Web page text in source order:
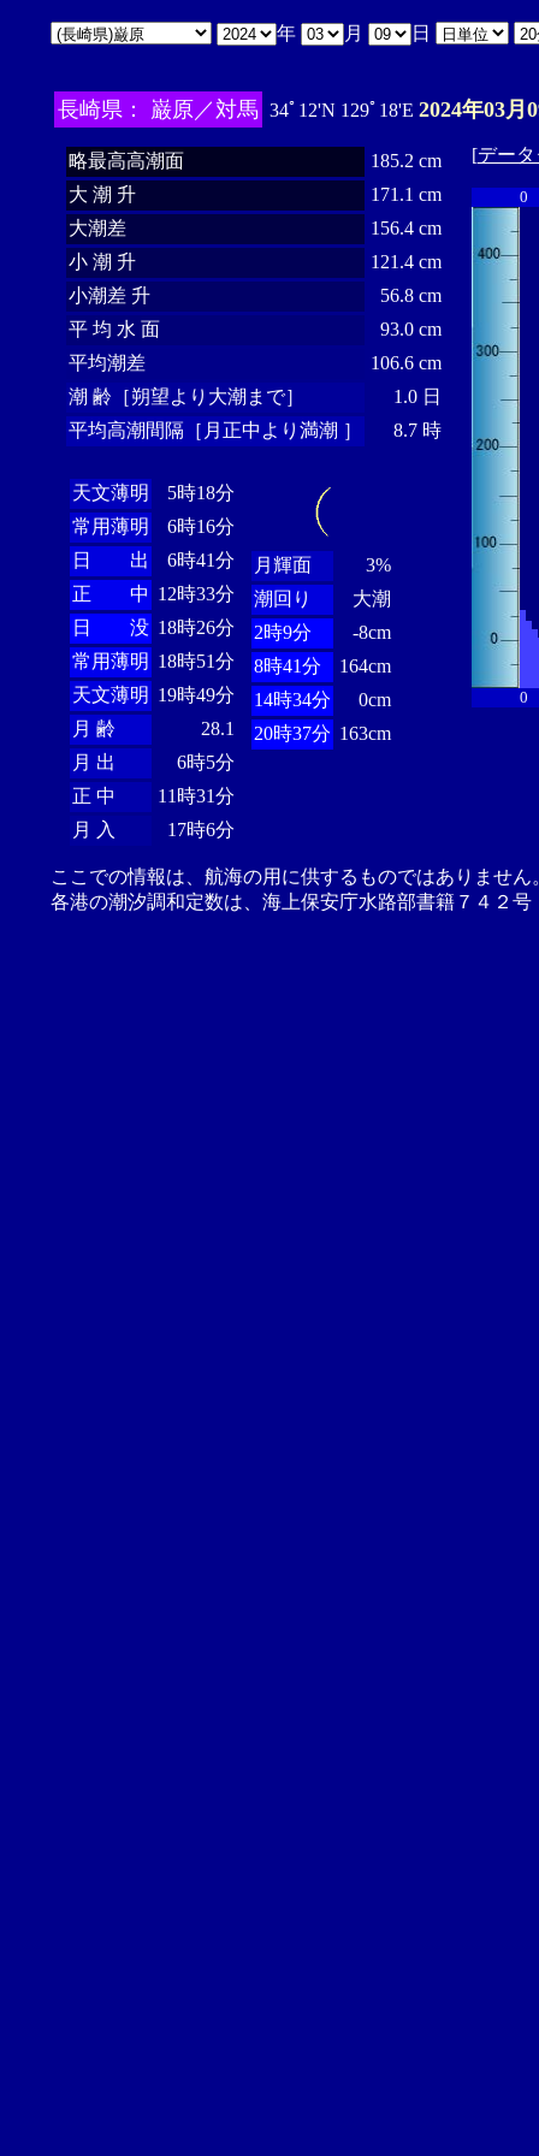
年 月 日
長崎県： 巌原／対馬 34ﾟ12'N 129ﾟ18'E 2024年03月
略最高高潮面
185.2 cm
大 潮 升
171.1 cm
大潮差
156.4 cm
小 潮 升
121.4 cm
小潮差 升
56.8 cm
平 均 水 面
93.0 cm
平均潮差
106.6 cm
潮 齢［朔望より大潮まで］
1.0 日
平均高潮間隔［月正中より満潮 ］
8.7 時
天文薄明
5時18分
常用薄明
6時16分
日 出
6時41分
正 中 12時33分
日 没 18時26分
常用薄明 18時51分
天文薄明 19時49分
月 齢
28.1
月 出
6時5分
正 中
11時31分
月 入
17時6分
月輝面
3%
潮回り
大潮
2時9分
-8cm
8時41分
164cm
14時34分
0cm
20時37分 163cm
[デー
0
0
ここでの情報は、航海の用に供するものではありませ
各港の潮汐調和定数は、海上保安庁水路部書籍７４２